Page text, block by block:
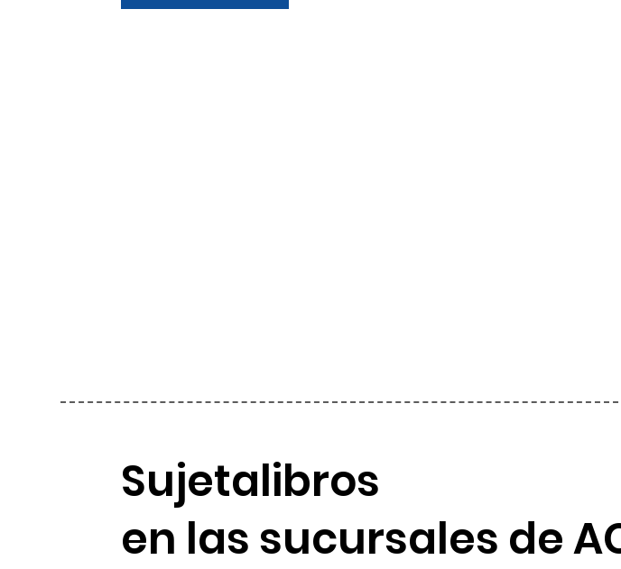
Sujetalibros
en las sucursales de